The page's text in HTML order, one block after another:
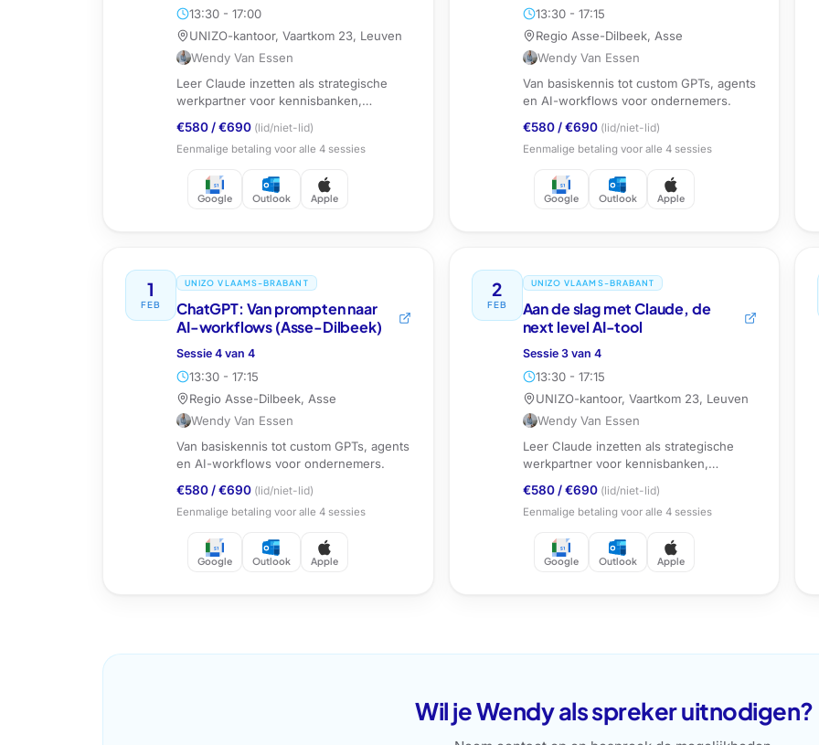
13:30 - 17:00
UNIZO-kantoor, Vaartkom 23, Leuven
Wendy Van Essen
Leer Claude inzetten als strategische
werkpartner voor kennisbanken,
€580 /€690 (lid/niet-lid)
Eenmalige betaling voor alle 4 sessies
Google Outlook Apple
13:30 - 17:15
Regio Asse-Dilbeek, Asse
Wendy Van Essen
Van basiskennis tot custom GPTs, agents
en AI-workflows voor ondernemers.
€580/€690(lid/niet-lid)
Eenmalige betaling voor alle 4sessies
Google Outlook Apple
1
FEB
UNIZO VLAAMS-BRABANT
ChatGPT: Van prompten naar
AI-workflows (Asse-Dilbeek)
Sessie 4 van 4
13:30 - 17:15
Regio Asse-Dilbeek, Asse
Wendy Van Essen
Van basiskennis tot custom GPTs, agents
en AI-workflows voor ondernemers.
€580 /€690 (lid/niet-lid)
Eenmalige betaling voor alle 4 sessies
Google Outlook Apple
2
FEB
UNIZO VLAAMS-BRABANT
Aan de slag met Claude, de
next level AI-tool
Sessie 3van 4
13:30 - 17:15
UNIZO-kantoor, Vaartkom 23, Leuven
Wendy Van Essen
Leer Claude inzetten als strategische
werkpartner voor kennisbanken,
€580/€690(lid/niet-lid)
Eenmalige betaling voor alle 4sessies
Google Outlook Apple
Wil je Wendy als spreker uitnodigen?